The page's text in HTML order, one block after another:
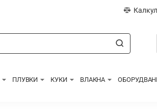
ПЛУВКИ КУКИ ВЛАКНА